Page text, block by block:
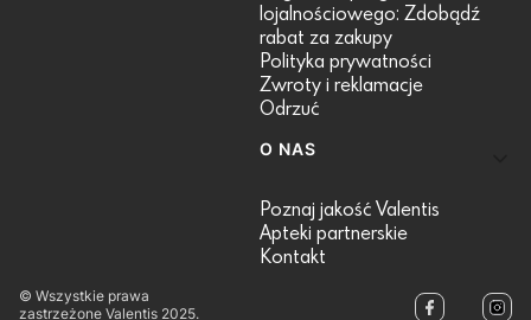
lojalnościowego: Zdobądź
rabat za zakupy
Polityka prywatności
Zwroty i reklamacje
Odrzuć
O NAS
Poznaj jakość Valentis
Apteki partnerskie
Kontakt
© Wszystkie prawa
zastrzeżone Valentis 2025.